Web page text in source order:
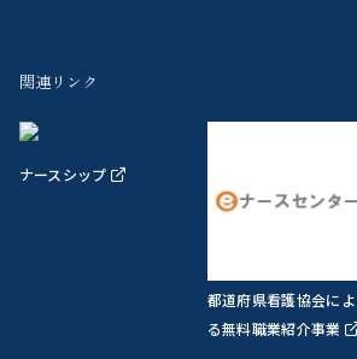
関連リンク
ナースシップ
都道府県看護協会によ
る無料職業紹介事業